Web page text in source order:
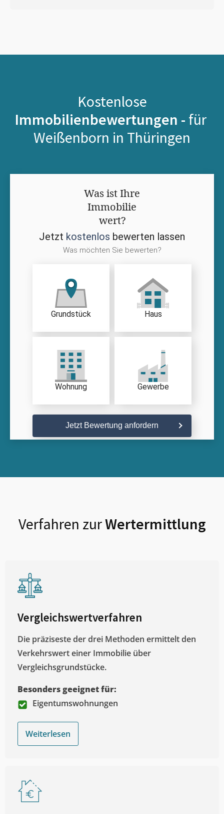
Kostenlose
Immobilienbewertungen - für
Weißenborn in Thüringen
Was ist Ihre
Immobilie
wert?
Jetzt kostenlos bewerten lassen
Was möchten Sie bewerten?
Grundstück Haus
Wohnung Gewerbe
Jetzt Bewertung anfordern
Verfahren zurWertermittlung
Vergleichswertverfahren
Die präziseste der drei Methoden ermittelt den
Verkehrswert einer Immobilie über
Vergleichsgrundstücke.
Besonders geeignet für:
Eigentumswohnungen
Weiterlesen